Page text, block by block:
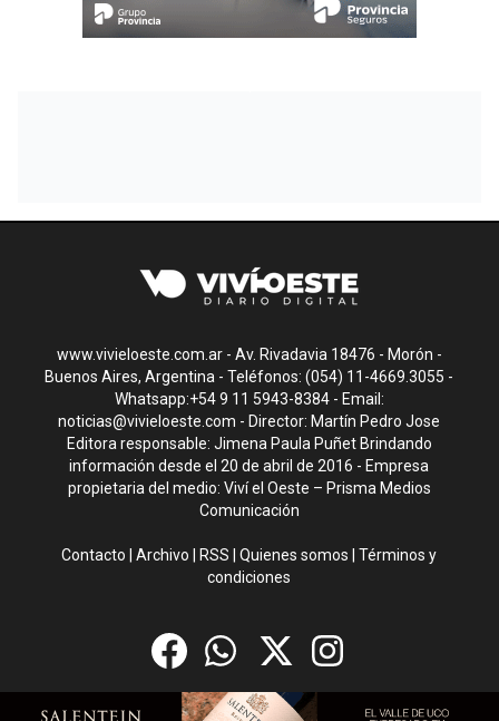
www.vivieloeste.com.ar - Av. Rivadavia 18476 - Morón -
Buenos Aires, Argentina - Teléfonos: (054) 11-4669.3055 -
Whatsapp:+54 9 11 5943-8384 - Email:
noticias@vivieloeste.com - Director: Martín Pedro Jose
Editora responsable: Jimena Paula Puñet Brindando
información desde el 20 de abril de 2016 - Empresa
propietaria del medio: Viví el Oeste – Prisma Medios
Comunicación
Contacto |Archivo RSS |Quienes somos |Términos y
condiciones